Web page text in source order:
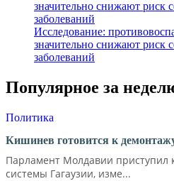
Исследование:
значительно снижают риск
заболеваний
Популярное за
Политика
Кишинев готовится к
Парламент Молдавии приступил
системы Гагаузии, изме...